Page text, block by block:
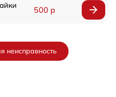
500 р
неисправность